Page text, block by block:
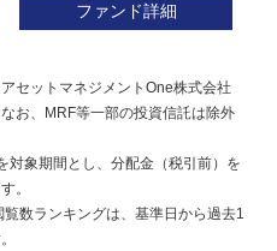
ファンド詳細
セットマネジメントOne株式会社
お、MRF等一部の投資信託は除外
象期間とし、分配金（税引前）を
。
数ランキングは、基準日から過去1